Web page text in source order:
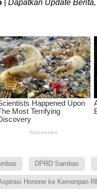
| Dapatkan Update
DPRD Sambas
Honorer ke Kemenpan